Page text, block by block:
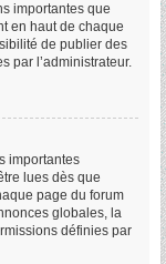
importantes que
en haut de chaque
de publier des
par l’administrateur.
importantes
lues dès que
page du forum
globales, la
définies par